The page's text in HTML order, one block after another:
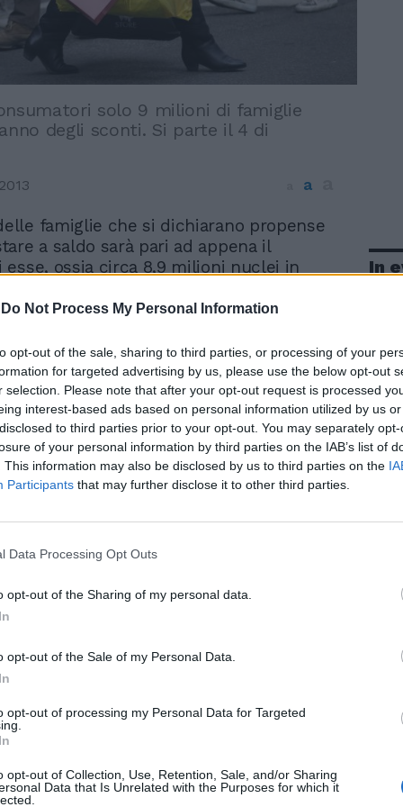
Do Not Process My Personal Information
opt-out of the sale, sharing to third parties, or processing of your
for targeted advertising by us, please use the below opt-out
selection. Please note that after your opt-out request is processed
interest-based ads based on personal information utilized by us
to third parties prior to your opt-out. You may separately
of your personal information by third parties on the IAB’s list of
This information may also be disclosed by us to third parties on the
Participants that may further disclose it to other third parties.
Data Processing Opt Outs
opt-out of the Sharing of my personal data.
opt-out of the Sale of my Personal Data.
opt-out of processing my Personal Data for Targeted
opt-out of Collection, Use, Retention, Sale, and/or Sharing
Data that Is Unrelated with the Purposes for which it
solo 9 milioni di famiglie
degli sconti. Si parte il 4 di
a
famiglie che si dichiarano propense
a saldo sarà pari ad appena il
esse, ossia circa 8,9 milioni nuclei in
sull'analisi del proprio campione
nelle grandi città). Vi sarà, inoltre, una
della spesa per i saldi, pari
allo scorso anno quando vi era già
del 18,8%. La spesa media
pochi che approfitteranno dei saldi sarà
a famiglia, per una spesa complessiva di
miliardi di euro. "Un andamento
negativo che sottolinea, ancora una
avviando una nuova fase di
reddito fisso e sulla ripresa degli
per la ricerca e l'innovazione",
In
Rudy Giuliani a Come States?
Trump, Meloni e la strategia
americana